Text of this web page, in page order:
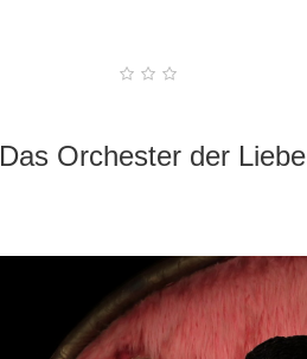
Das Orchester der Liebe